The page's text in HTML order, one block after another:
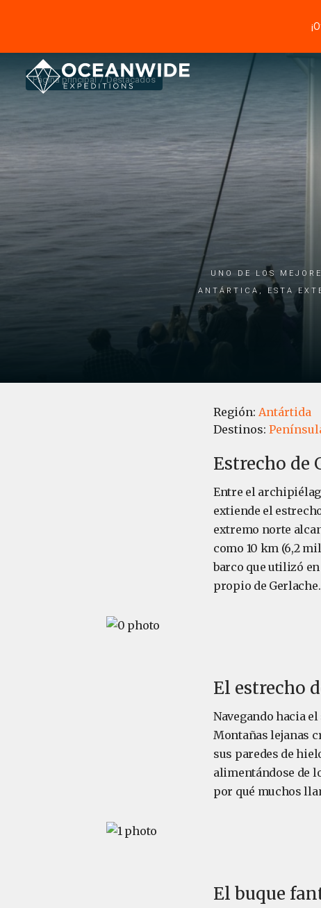
Página principal Destacados
Uno de los
Antártica, esta
Región: Antártida
Destinos:
Estrecho de
Entre el
extiende el
extremo norte
como 10 km (6,2
barco que utilizó
propio de Gerlache.
El estrecho
Navegando hacia
Montañas lejanas
sus paredes de
alimentándose de
por qué muchos
El buque